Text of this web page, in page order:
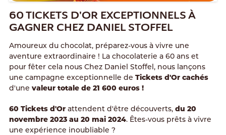
60 TICKETS D'OR EXCEPTIONNELS À
GAGNER CHEZ DANIEL STOFFEL
Amoureux du chocolat, préparez-vous à vivre une
aventure extraordinaire ! La chocolaterie a 60 ans et
pour fêter cela nous Chez Daniel Stoffel, nous lançons
une campagne exceptionnelle de Tickets d'Or cachés
d'une valeur totale de 21 600 euros !
60 Tickets d'Orattendent d'être découverts, du 20
novembre 2023 au 20 mai 2024. Êtes-vous prêts à vivre
une expérience inoubliable ?